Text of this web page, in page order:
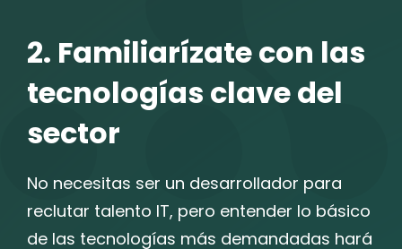
2. Familiarízate con las
tecnologías clave del
sector
No necesitas ser un desarrollador para
reclutar talento IT, pero entender lo básico
de las tecnologías más demandadas hará